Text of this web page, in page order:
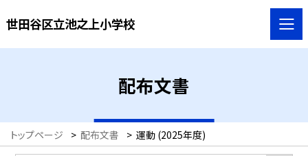
世田谷区立池之上小学校
配布文書
トップページ > 配布文書 > 運動 (2025年度)